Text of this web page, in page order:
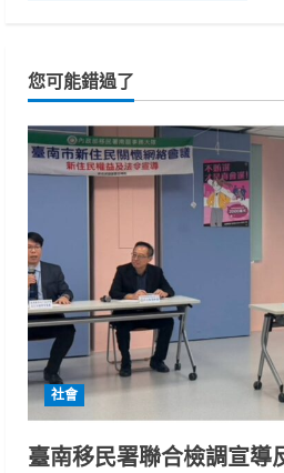
您可能錯過了
社會
臺南移民署聯合檢調宣導